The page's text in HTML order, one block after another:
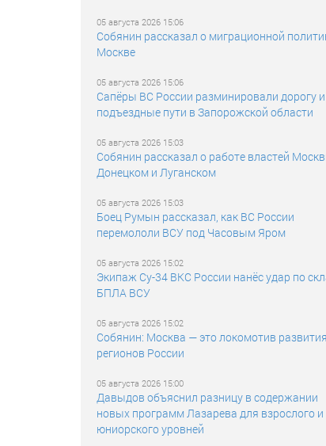
05 августа 2026 15:06
Собянин рассказал о миграционной
Москве
05 августа 2026 15:06
Сапёры ВС России разминировали дорогу и
подъездные пути в Запорожской области
05 августа 2026 15:03
Собянин рассказал о работе властей
Донецком и Луганском
05 августа 2026 15:03
Боец Румын рассказал, как ВС России
перемололи ВСУ под Часовым Яром
05 августа 2026 15:02
Экипаж Су-34 ВКС России нанёс удар по
БПЛА ВСУ
05 августа 2026 15:02
Собянин: Москва — это локомотив развития
регионов России
05 августа 2026 15:00
Давыдов объяснил разницу в содержании
новых программ Лазарева для взрослого и
юниорского уровней